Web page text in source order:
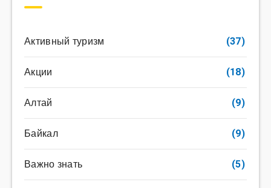
Активный туризм (37)
Акции (18)
Алтай (9)
Байкал (9)
Важно знать (5)